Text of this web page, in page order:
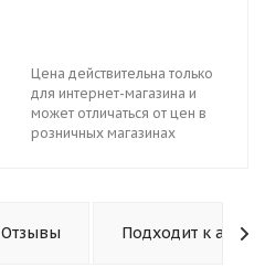
Цена действительна только
для интернет-магазина и
может отличаться от цен в
розничных магазинах
Отзывы Подходит к авто